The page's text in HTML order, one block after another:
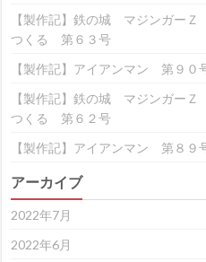
【製作記】鉄の城 マジンガー
つくる 第６３号
【製作記】アイアンマン 第９０
【製作記】鉄の城 マジンガー
つくる 第６２号
【製作記】アイアンマン 第８９
アーカイブ
2022年7月
2022年6月